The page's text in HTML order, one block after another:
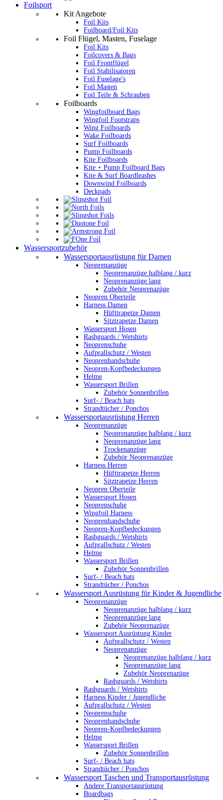
Foilsport
Kit Angebote
Foil Kits
Foilboard/Foil Kits
Foil Flügel, Masten, Fuselage
Foil Kits
Foilcovers & Bags
Foil Frontflügel
Foil Stabilisatoren
Foil Fuselage's
Foil Masten
Foil Teile & Schrauben
Foilboards
Wingfoilboard Bags
Wingfoil Footstraps
Wing Foilboards
Wake Foilboards
Surf Foilboards
Pump Foilboards
Kite Foilboards
Kite + Pump Foilboard Bags
Kite & Surf Boardleashes
Downwind Foilboards
Deckpads
Wassersportzubehör
Wassersportausrüstung für Damen
Neoprenanzüge
Neoprenanzüge halblang / kurz
Neoprenanzüge lang
Zubehör Neoprenazüge
Neopren Oberteile
Harness Damen
Hüfttrapetze Damen
Sitztrapetze Damen
Wassersport Hosen
Rashguards / Wetshirts
Neoprenschuhe
Aufprallschutz / Westen
Neoprenhandschuhe
Neopren-Kopfbedeckungen
Helme
Wassersport Brillen
Zubehör Sonnenbrillen
Surf- / Beach hats
Strandtücher / Ponchos
Wassersportausrüstung Herren
Neoprenanzüge
Neoprenanzüge halblang / kurz
Neoprenanzüge lang
Trockenanzüge
Zubehör Neoprenanzüge
Harness Herren
Hüfttrapetze Herren
Sitztrapetze Herren
Neopren Oberteile
Wassersport Hosen
Neoprenschuhe
Wingfoil Harness
Neoprenhandschuhe
Neopren-Kopfbedeckungen
Rashguards / Wetshirts
Aufprallschutz / Westen
Helme
Wassersport Brillen
Zubehör Sonnenbrillen
Surf- / Beach hats
Strandtücher / Ponchos
Wassersport Ausrüstung für Kinder & Jugendliche
Neoprenanzüge
Neoprenanzüge halblang / kurz
Neoprenanzüge lang
Zubehör Neoprenazüge
Wassersport Ausrüstung Kinder
Aufprallschutz / Westen
Neoprenanzüge
Neoprenanzüge halblang / kurz
Neoprenanzüge lang
Zubehör Neoprenazüge
Rashguards / Wetshirts
Rashguards / Wetshirts
Harness Kinder / Jugendliche
Aufprallschutz / Westen
Neoprenschuhe
Neoprenhandschuhe
Neopren-Kopfbedeckungen
Helme
Wassersport Brillen
Zubehör Sonnenbrillen
Surf- / Beach hats
Strandtücher / Ponchos
Wassersport Taschen und Transportausrüstung
Andere Transportausrüstung
Boardbags